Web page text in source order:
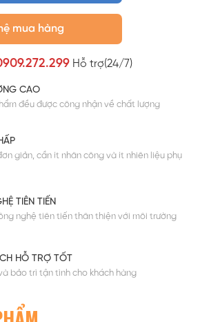
mua hàng
Hỗ trợ(24/7)
CAO
đều được công nhận về chất lượng
giản, cần ít nhân công và ít nhiên liệu phụ
TIÊN TIẾN
nghệ tiên tiến thân thiện với môi trường
HỖ TRỢ TỐT
bảo trì tận tình cho khách hàng